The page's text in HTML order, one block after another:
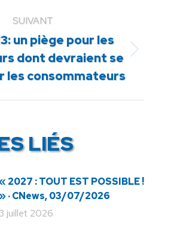
SUIVANT
Article
:
un piège pour les
dont devraient se
les consommateurs
LIÉS
2027 : TOUT EST POSSIBLE !
· CNews, 03/07/2026
juillet 2026